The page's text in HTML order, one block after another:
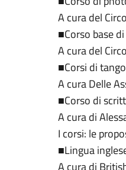
A cura del
■Corso base
A cura del
■Corsi di
A cura Delle
■Corso di
A cura di
I corsi: le
■Lingua
A cura di